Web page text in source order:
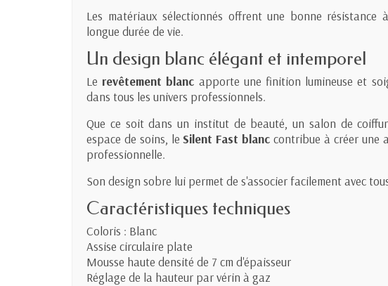
Les matériaux sélectionnés offrent une bonne résistance
longue durée de vie.
Un design blanc élégant et intemporel
Le revêtement blanc apporte une finition lumineuse et
dans tous les univers professionnels.
Que ce soit dans un institut de beauté, un salon de
espace de soins, leSilent Fast blanc contribue à créer une
professionnelle.
Son design sobre lui permet de s'associer facilement avec
Caractéristiques techniques
Coloris : Blanc
Assise circulaire plate
Mousse haute densité de 7 cm d'épaisseur
Réglage de la hauteur par vérin à gaz